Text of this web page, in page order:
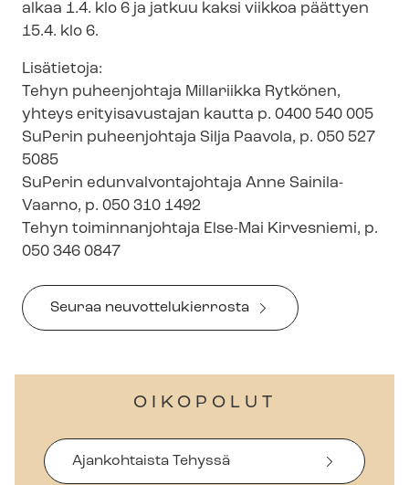
alkaa 1.4. klo 6 ja jatkuu kaksi viikkoa päättyen
15.4. klo 6.
Lisätietoja:
Tehyn puheenjohtaja Millariikka Rytkönen,
yhteys erityisavustajan kautta p. 0400 540 005
SuPerin puheenjohtaja Silja Paavola, p. 050 527
5085
SuPerin edun­val­von­ta­joh­ta­ja Anne Sainila-
Vaarno, p. 050 310 1492
Tehyn toiminnanjohtaja Else-Mai Kirvesniemi, p.
050 346 0847
Seuraa neu­vot­te­lu­kier­ros­ta
OIKOPOLUT
Ajankohtaista Tehyssä